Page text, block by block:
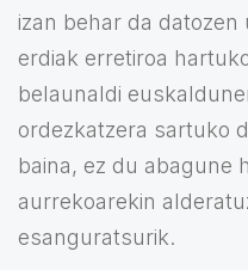
izan behar da
erdiak erretiroa
belaunaldi
ordezkatzera sartuko
baina, ez du abagune
aurrekoarekin
esanguratsurik.